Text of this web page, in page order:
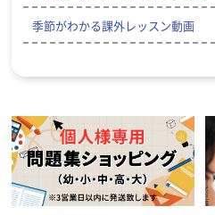
季節がわかる課外レッスン動画